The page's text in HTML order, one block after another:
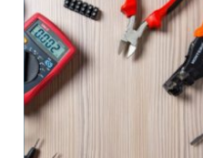
stilar åt och hur hittar
man rätt storlek utan
stress? Med...